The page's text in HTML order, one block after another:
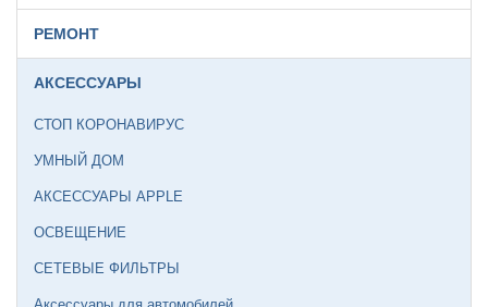
РЕМОНТ
АКСЕССУАРЫ
СТОП КОРОНАВИРУС
УМНЫЙ ДОМ
АКСЕССУАРЫ APPLE
ОСВЕЩЕНИЕ
СЕТЕВЫЕ ФИЛЬТРЫ
Аксессуары для автомобилей